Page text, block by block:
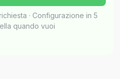
· Configurazione in 5
quando vuoi